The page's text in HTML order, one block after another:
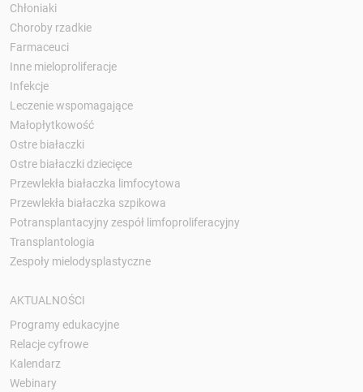
Chłoniaki
Choroby rzadkie
Farmaceuci
Inne mieloproliferacje
Infekcje
Leczenie wspomagające
Małopłytkowość
Ostre białaczki
Ostre białaczki dziecięce
Przewlekła białaczka limfocytowa
Przewlekła białaczka szpikowa
Potransplantacyjny zespół limfoproliferacyjny
Transplantologia
Zespoły mielodysplastyczne
AKTUALNOŚCI
Programy edukacyjne
Relacje cyfrowe
Kalendarz
Webinary